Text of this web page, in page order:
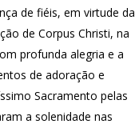
de fiéis, em virtude da
de Corpus Christi, na
profunda alegria e a
de adoração e
Sacramento pelas
a solenidade nas